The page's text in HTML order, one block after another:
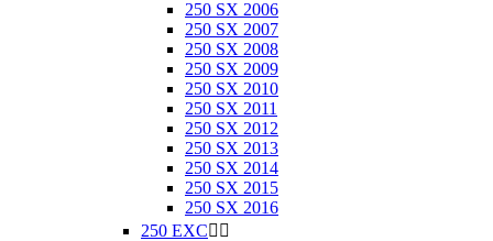
250 SX 2006
250 SX 2007
250 SX 2008
250 SX 2009
250 SX 2010
250 SX 2011
250 SX 2012
250 SX 2013
250 SX 2014
250 SX 2015
250 SX 2016
250 EXC 